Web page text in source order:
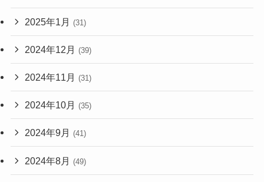
2025年1月 (31)
2024年12月 (39)
2024年11月 (31)
2024年10月 (35)
2024年9月 (41)
2024年8月 (49)